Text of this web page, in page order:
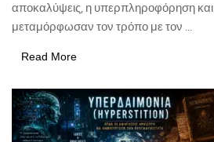
αποκαλύψεις, η υπερπληροφόρηση και
μεταμόρφωσαν τον τρόπο με τον ...
Read More